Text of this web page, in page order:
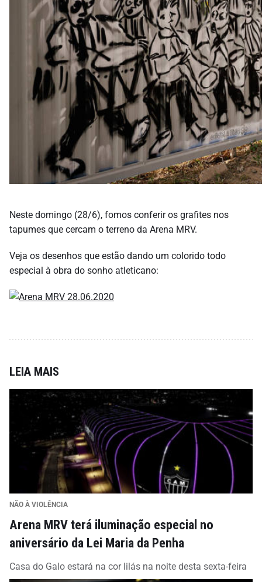
Neste domingo (28/6), fomos conferir os grafites nos
tapumes que cercam o terreno da Arena MRV.
Veja os desenhos que estão dando um colorido todo
especial à obra do sonho atleticano:
LEIA MAIS
NÃO À VIOLÊNCIA
Arena MRV terá iluminação especial no
aniversário da Lei Maria da Penha
Casa do Galo estará na cor lilás na noite desta sexta-feira